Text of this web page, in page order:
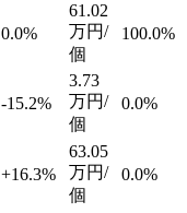
0.0%
61.02
万円/
個
100.0%
-15.2%
3.73
万円/
個
0.0%
+16.3%
63.05
万円/
個
0.0%